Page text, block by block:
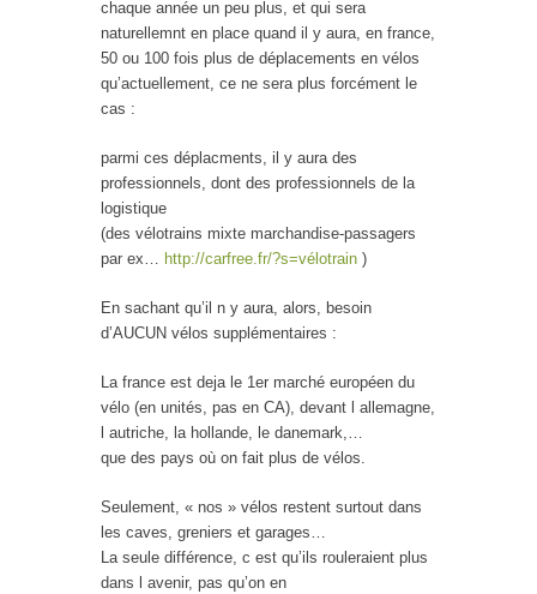
chaque année un peu plus, et qui sera
naturellemnt en place quand il y aura, en france,
50 ou 100 fois plus de déplacements en vélos
qu’actuellement, ce ne sera plus forcément le
cas :
parmi ces déplacments, il y aura des
professionnels, dont des professionnels de la
logistique
(des vélotrains mixte marchandise-passagers
par ex… http://carfree.fr/?s=vélotrain )
En sachant qu’il n y aura, alors, besoin
d’AUCUN vélos supplémentaires :
La france est deja le 1er marché européen du
vélo (en unités, pas en CA), devant l allemagne,
l autriche, la hollande, le danemark,…
que des pays où on fait plus de vélos.
Seulement, « nos » vélos restent surtout dans
les caves, greniers et garages…
La seule différence, c est qu’ils rouleraient plus
dans l avenir, pas qu’on en